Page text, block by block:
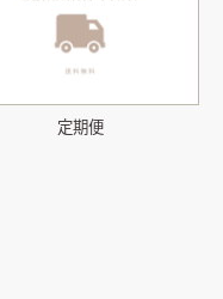
定期便